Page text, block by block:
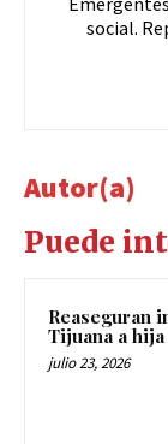
social.
Autor(a)
Puede
Reaseguran
Tijuana a
julio 23, 2026